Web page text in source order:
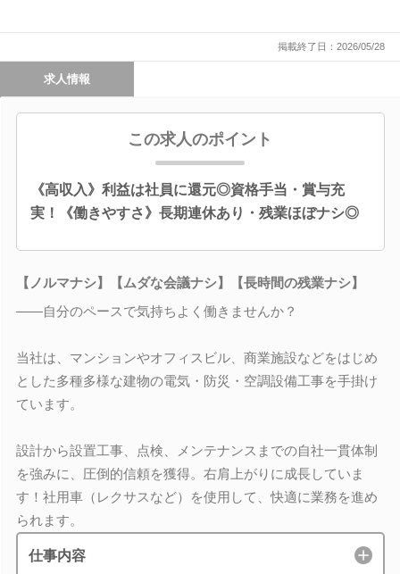
掲載終了日：2026/05/28
求人情報
この求人のポイント
《高収入》利益は社員に還元◎資格手当・賞与充
実！《働きやすさ》長期連休あり・残業ほぼナシ◎
【ノルマナシ】【ムダな会議ナシ】【長時間の残業ナシ】
――自分のペースで気持ちよく働きませんか？
当社は、マンションやオフィスビル、商業施設などをはじめ
とした多種多様な建物の電気・防災・空調設備工事を手掛け
ています。
設計から設置工事、点検、メンテナンスまでの自社一貫体制
を強みに、圧倒的信頼を獲得。右肩上がりに成長していま
す！社用車（レクサスなど）を使用して、快適に業務を進め
られます。
仕事内容